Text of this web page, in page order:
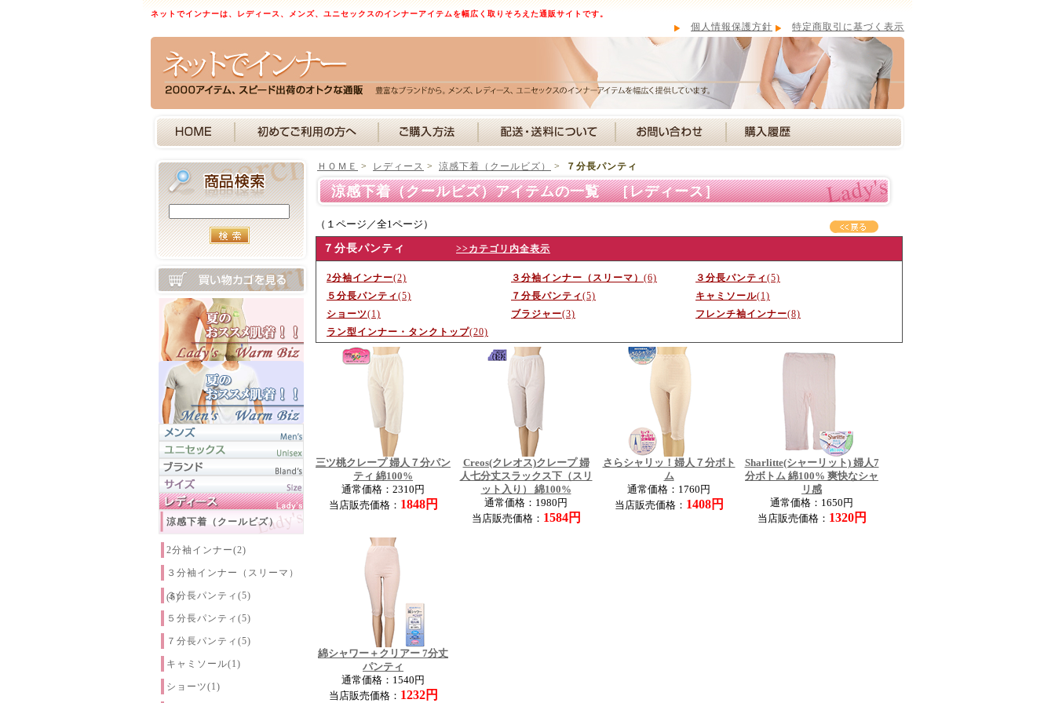
ネットでインナーは、レディース、メンズ、ユニセックスのインナーアイテムを幅広く取りそろえた通販サイトです。
特定商取引に基づく表示
個人情報保護方針
涼感下着（クールビズ）
2分袖インナー(2)
３分袖インナー（スリーマ）
(6)
３分長パンティ(5)
５分長パンティ(5)
７分長パンティ(5)
キャミソール(1)
ショーツ(1)
ＨＯＭＥ > レディース > 涼感下着（クールビズ） > ７分長パンティ
涼感下着（クールビズ）アイテムの一覧 ［レディース］
（１ページ／全1ページ）
７分長パンティ >>カテゴリ内全表示
2分袖インナー(2) ３分袖インナー（スリーマ） (6) ３分長パンティ (5)
５分長パンティ (5) ７分長パンティ (5) キャミソール(1)
ショーツ(1) ブラジャー(3) フレンチ袖インナー(8)
ラン型インナー・タンクトップ(20)
三ツ桃クレープ 婦人７分パン
ティ 綿100%
通常価格：2310円
当店販売価格： 1848円
Creos(クレオス)クレープ 婦
人七分丈スラックス下（スリ
ット入り） 綿100%
通常価格：1980円
当店販売価格： 1584円
さらシャリッ！婦人７分ボト
ム
通常価格：1760円
当店販売価格： 1408円
Sharlitte(シャーリット) 婦人7
分ボトム 綿100% 爽快なシャ
リ感
通常価格：1650円
当店販売価格： 1320円
綿シャワー＋クリアー 7分丈
パンティ
通常価格：1540円
当店販売価格： 1232円